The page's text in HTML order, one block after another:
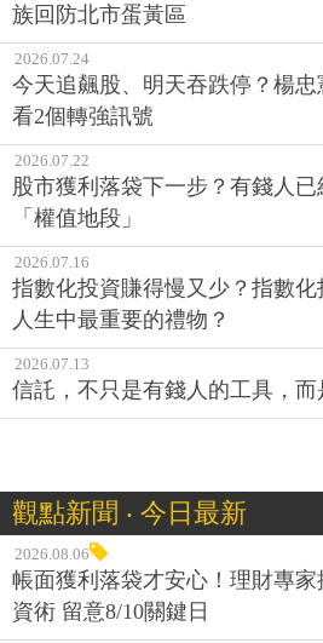
族回防北市蛋黃區
2026.07.24
今天追飆股、明天吞跌停？楊
看2個轉強訊號
2026.07.22
股市獲利落袋下一步？有錢人
「權值地段」
2026.07.16
指數化投資賺得慢又少？指數
人生中最重要的禮物？
2026.07.13
信託，不只是有錢人的工具，
觀點新聞 ‧ 今日最新
2026.08.06
帳面獲利落袋才安心！理財專
資術 留意8/10關鍵日